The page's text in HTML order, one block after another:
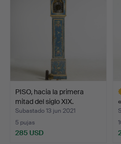
PISO, hacia la primera
mitad del siglo XIX.
Subastado 13 jun 2021
5 pujas
285 USD